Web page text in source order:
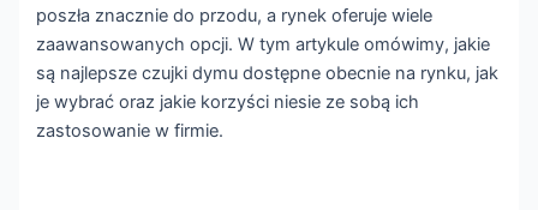
Systemy DSO
Systemy
Gaszenia
poszła znacznie do przodu, a rynek oferuje wiele
zaawansowanych opcji. W tym artykule omówimy, jakie
są najlepsze czujki dymu dostępne obecnie na rynku, jak
je wybrać oraz jakie korzyści niesie ze sobą ich
zastosowanie w firmie.